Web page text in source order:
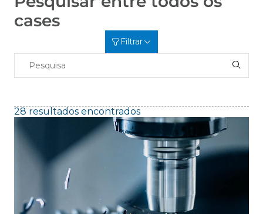
28 resultados encontrados
cases
Filtrar